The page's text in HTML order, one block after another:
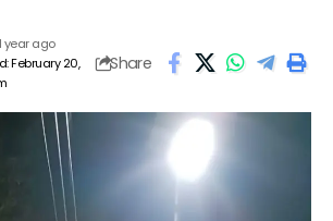
February 20,
year ago
Share